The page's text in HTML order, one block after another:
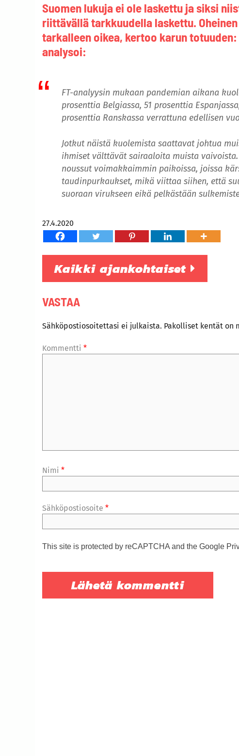
Suomen lukuja ei ole laskettu ja siksi
riittävällä tarkkuudella laskettu.
tarkalleen oikea, kertoo karun
analysoi:
FT-analyysin mukaan pandemian aikana
prosenttia Belgiassa, 51 prosenttia
prosenttia Ranskassa verrattuna edellisen
Jotkut näistä kuolemista saattavat johtua
ihmiset välttävät sairaaloita muista
noussut voimakkaimmin paikoissa, joissa
taudinpurkaukset, mikä viittaa siihen, että
suoraan virukseen eikä pelkästään
27.4.2020
Kaikki ajankohtaiset
VASTAA
Sähköpostiosoitettasi ei julkaista. Pakolliset kentät on
Kommentti *
Nimi *
Sähköpostiosoite *
This site is protected by reCAPTCHA and the Google